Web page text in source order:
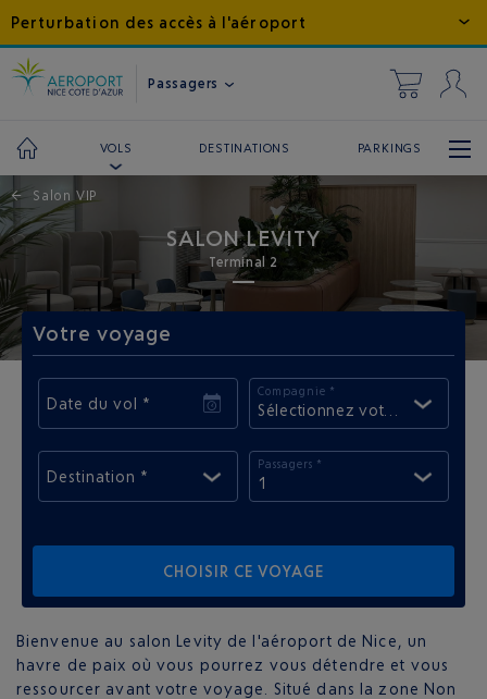
Perturbation des accès à l'aéroport
Passagers
VOLS DESTINATIONS PARKINGS
← Salon VIP
SALON LEVITY
Terminal 2
Bienvenue au salon Levity de l'aéroport de Nice, un
havre de paix où vous pourrez vous détendre et vous
ressourcer avant votre voyage. Situé dans la zone Non
Votre voyage
Date du vol *
Compagnie *
Sélectionnez votre
Destination *
Passagers *
1
CHOISIR CE VOYAGE